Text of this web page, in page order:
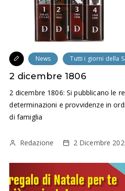
News Tutti i giorni della
2 dicembre 1806
2 dicembre 1806: Si pubblicano le
determinazioni e provvidenze in
di famiglia
Redazione 2 Dicembre